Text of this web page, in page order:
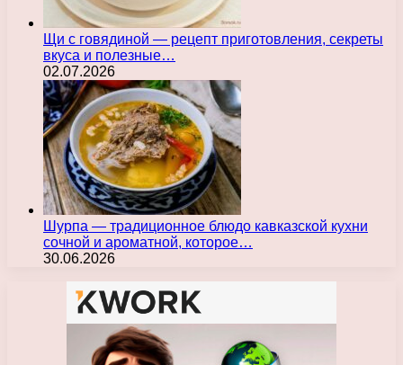
Щи с говядиной — рецепт приготовления, секреты
вкуса и полезные…
02.07.2026
Шурпа — традиционное блюдо кавказской кухни
сочной и ароматной, которое…
30.06.2026